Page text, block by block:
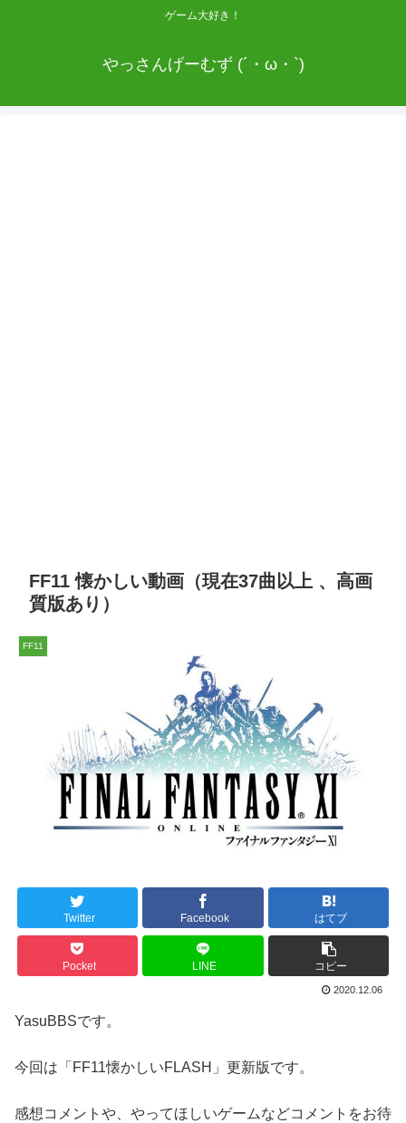
ゲーム大好き！
やっさんげーむず (´・ω・`)
FF11 懐かしい動画（現在37曲以上 、高画
質版あり）
FF11
Twitter Facebook はてブ
Pocket LINE コピー
2020.12.06
YasuBBSです。
今回は「FF11懐かしいFLASH」更新版です。
感想コメントや、やってほしいゲームなどコメントをお待